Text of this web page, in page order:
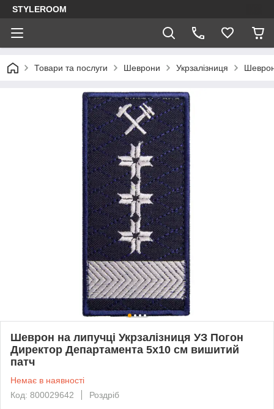
STYLEROOM
Товари та послуги Шеврони Укрзалізниця
Шеврон на липучці Укрзалізниця УЗ Погон
Директор Департамента 5х10 см вишитий
патч
Немає в наявності
Код: 800029642
Роздріб